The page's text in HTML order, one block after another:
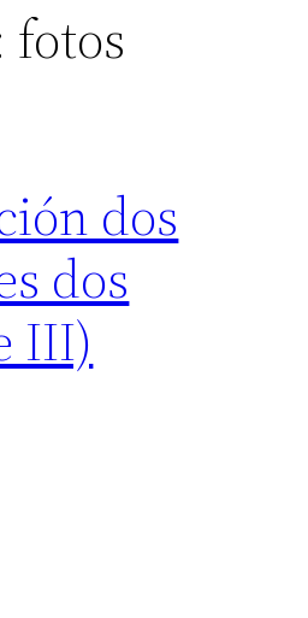
fotos
dos
dos
III)